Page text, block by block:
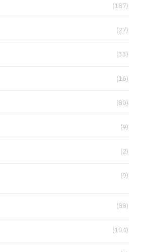
(187)
(27)
(33)
(16)
(80)
(9)
(2)
(9)
(88)
(104)